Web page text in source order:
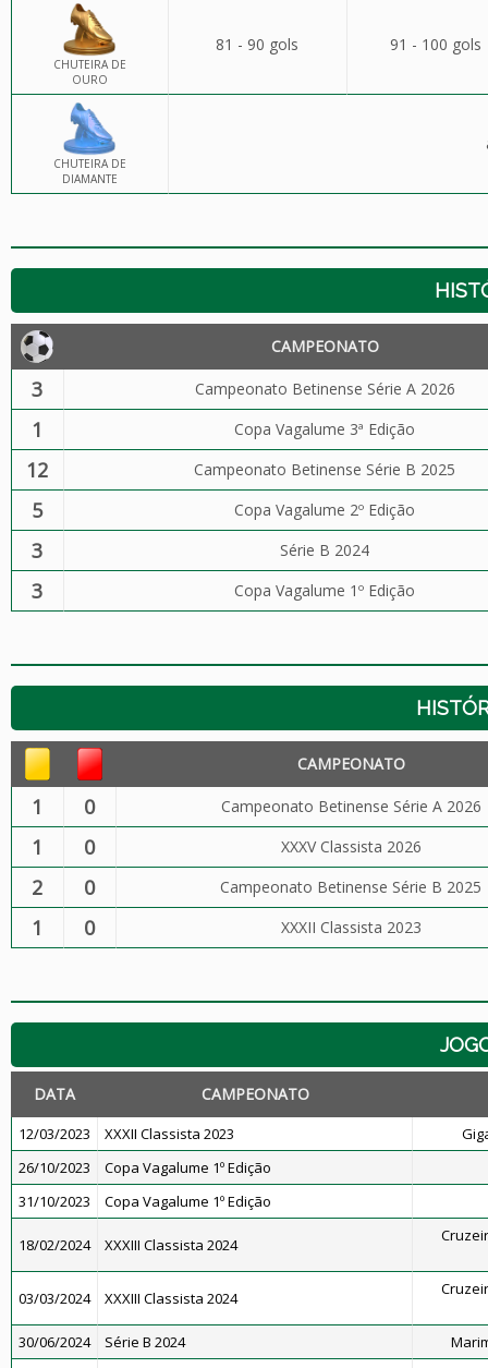
CHUTEIRA DE
OURO
81 - 90 gols 91 - 100 gols
CHUTEIRA DE
DIAMANTE
CAMPEONATO
3 Campeonato Betinense Série A 2026
1 Copa Vagalume 3ª Edição
12 Campeonato Betinense Série B 2025
5 Copa Vagalume 2º Edição
3 Série B 2024
3 Copa Vagalume 1º Edição
CAMPEONATO
1 0 Campeonato Betinense Série A 2026
1 0 XXXV Classista 2026
2 0 Campeonato Betinense Série B 2025
1 0 XXXII Classista 2023
DATA CAMPEONATO
12/03/2023 XXXII Classista 2023
26/10/2023
Copa Vagalume 1º Edição
31/10/2023
Copa Vagalume 1º Edição
18/02/2024 XXXIII Classista 2024
03/03/2024 XXXIII Classista 2024
30/06/2024 Série B 2024